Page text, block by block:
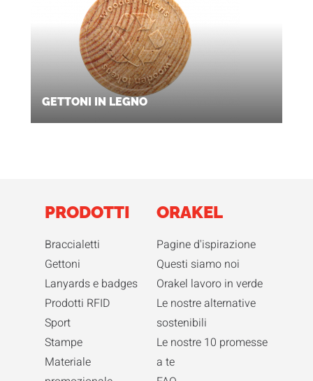
GETTONI IN LEGNO
PRODOTTI
Braccialetti
Gettoni
Lanyards e badges
Prodotti RFID
Sport
Stampe
Materiale
ORAKEL
Pagine d'ispirazione
Questi siamo noi
Orakel lavoro in verde
Le nostre alternative
sostenibili
Le nostre 10 promesse
a te